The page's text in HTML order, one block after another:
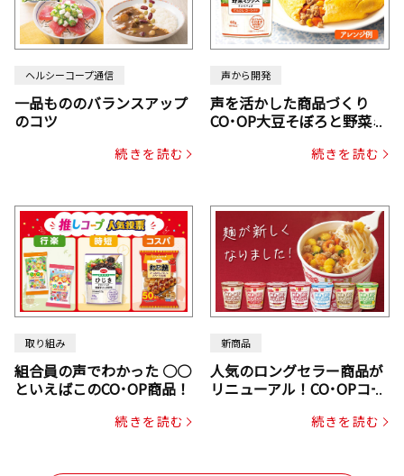
ヘルシーコープ通信
一品もののバランスアップ
のコツ
続きを読む
声から開発
声を活かした商品づくり
CO･OP大豆そぼろと野菜ミ
じん・コーン入り）続きを読む
取り組み
組合員の声でわかった ○○
といえばこのCO･OP商品！
続きを読む
新商品
人気のロングセラー商品が
リニューアル！CO･OPコー
続きを読む